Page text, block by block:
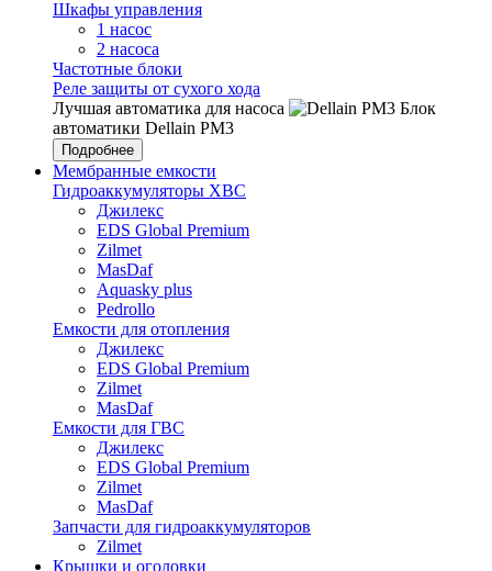
Шкафы управления
1 насос
2 насоса
Частотные блоки
Реле защиты от сухого хода
Лучшая автоматика для насоса
Блок
автоматики Dellain PM3
Подробнее
Мембранные емкости
Гидроаккумуляторы ХВС
Джилекс
EDS Global Premium
Zilmet
MasDaf
Aquasky plus
Pedrollo
Емкости для отопления
Джилекс
EDS Global Premium
Zilmet
MasDaf
Емкости для ГВС
Джилекс
EDS Global Premium
Zilmet
MasDaf
Запчасти для гидроаккумуляторов
Zilmet
Крышки и оголовки